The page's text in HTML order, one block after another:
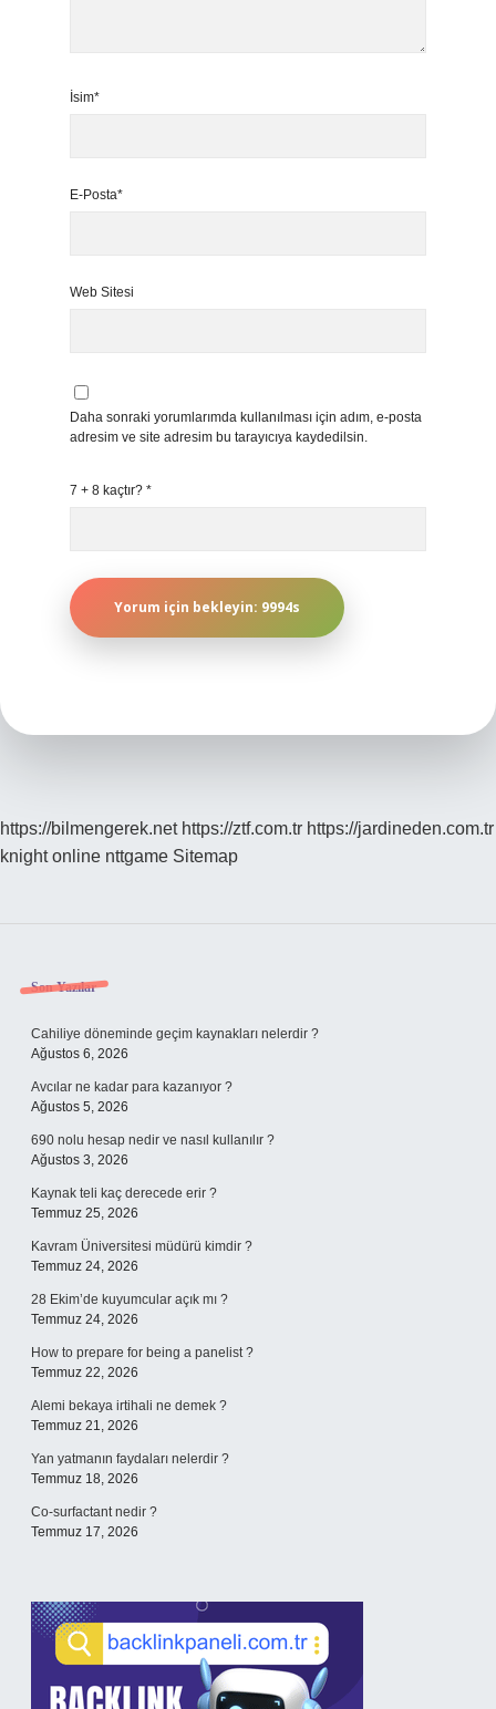
İsim*
E-Posta*
Web Sitesi
Daha sonraki yorumlarımda kullanılması için adım, e-posta
adresim ve site adresim bu tarayıcıya kaydedilsin.
7 + 8 kaçtır? *
https://bilmengerek.net https://ztf.com.tr https://jardineden.com.tr
knight online nttgame Sitemap
Sidebar
Son Yazılar
Cahiliye döneminde geçim kaynakları nelerdir ?
Ağustos 6, 2026
Avcılar ne kadar para kazanıyor ?
Ağustos 5, 2026
690 nolu hesap nedir ve nasıl kullanılır ?
Ağustos 3, 2026
Kaynak teli kaç derecede erir ?
Temmuz 25, 2026
Kavram Üniversitesi müdürü kimdir ?
Temmuz 24, 2026
28 Ekim’de kuyumcular açık mı ?
Temmuz 24, 2026
How to prepare for being a panelist ?
Temmuz 22, 2026
Alemi bekaya irtihali ne demek ?
Temmuz 21, 2026
Yan yatmanın faydaları nelerdir ?
Temmuz 18, 2026
Co-surfactant nedir ?
Temmuz 17, 2026